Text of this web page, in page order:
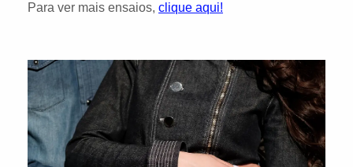
Para ver mais ensaios, clique aqui!